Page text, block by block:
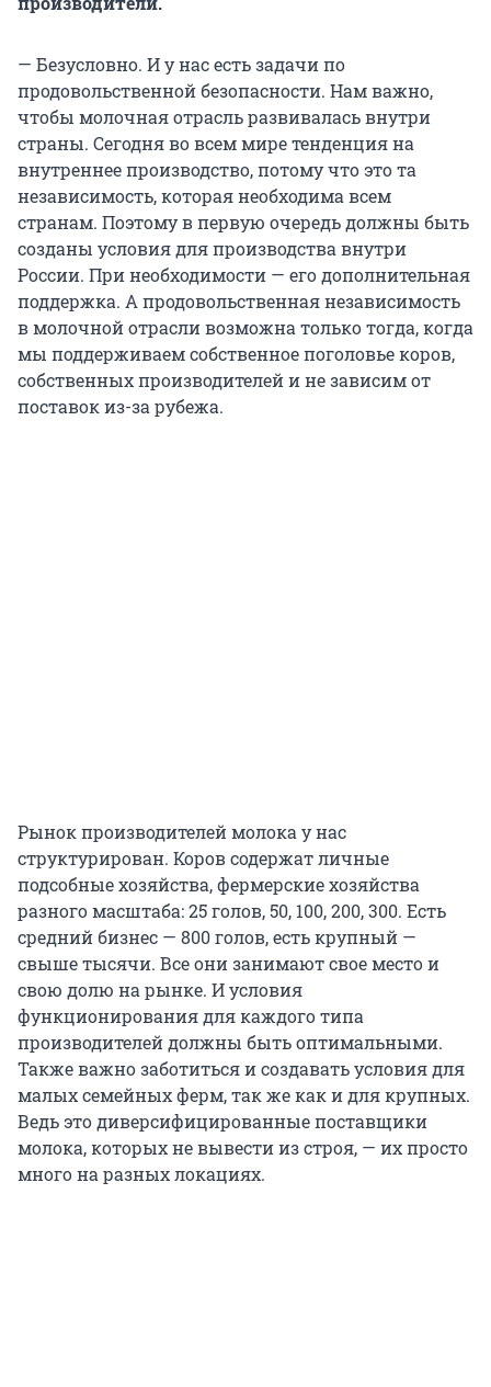
— Безусловно. И у нас есть задачи по
продовольственной безопасности. Нам важно,
чтобы молочная отрасль развивалась внутри
страны. Сегодня во всем мире тенденция на
внутреннее производство, потому что это та
независимость, которая необходима всем
странам. Поэтому в первую очередь должны быть
созданы условия для производства внутри
России. При необходимости — его дополнительная
поддержка. А продовольственная независимость
в молочной отрасли возможна только тогда, когда
мы поддерживаем собственное поголовье коров,
собственных производителей и не зависим от
поставок из-за рубежа.
Рынок производителей молока у нас
структурирован. Коров содержат личные
подсобные хозяйства, фермерские хозяйства
разного масштаба: 25 голов, 50, 100, 200, 300. Есть
средний бизнес — 800 голов, есть крупный —
свыше тысячи. Все они занимают свое место и
свою долю на рынке. И условия
функционирования для каждого типа
производителей должны быть оптимальными.
Также важно заботиться и создавать условия для
малых семейных ферм, так же как и для крупных.
Ведь это диверсифицированные поставщики
молока, которых не вывести из строя, — их просто
много на разных локациях.